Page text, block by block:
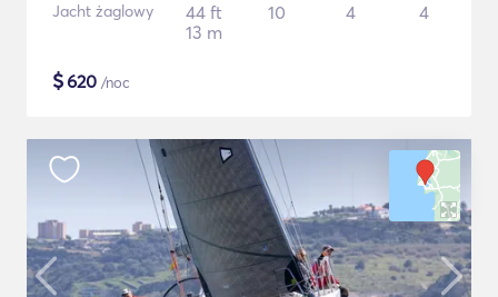
Jacht żaglowy
44 ft
13 m
10 4 4
$620 /noc